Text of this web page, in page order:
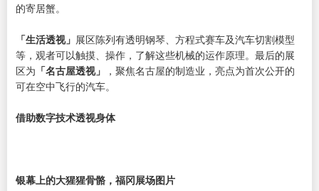
的寄居蟹。
「生活透视」 展区陈列有透明钢琴、方程式赛车及汽车切割模型
等，观者可以触摸、操作，了解这些机械的运作原理。最后的展
区为 「名古屋透视」
，聚焦名古屋的制造业，亮点为首次公开的
可在空中飞行的汽车。
借助数字技术透视身体
银幕上的大猩猩骨骼，福冈展场图片